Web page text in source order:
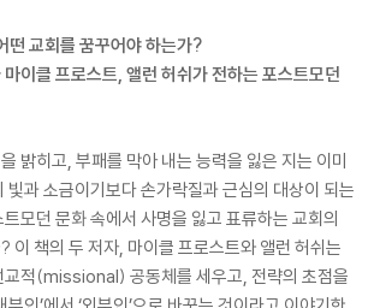
떤 교회를 꿈꾸어야 하는가?
이클 프로스트, 앨런 허쉬가 전하는 포스트모던
밝히고, 부패를 막아 내는 능력을 잃은 지는 이미
빛과 소금이기보다 손가락질과 근심의 대상이 되는
모던 문화 속에서 사명을 잃고 표류하는 교회의
이 책의 두 저자, 마이클 프로스트와 앨런 허쉬는
교적(missional) 공동체를 세우고, 전략의 초점을